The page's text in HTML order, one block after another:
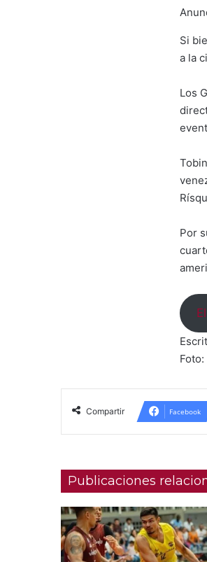
Si
a la
Los
Por
Compartir Facebook
Publicaciones